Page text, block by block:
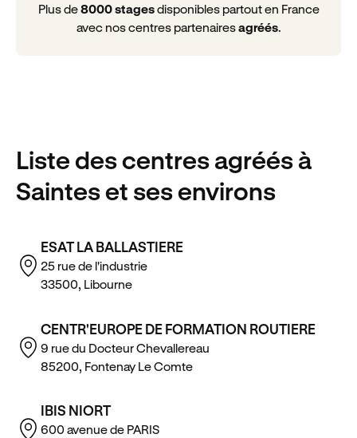
Plus de8000 stagesdisponibles partout en France
avec nos centres partenairesagréés.
Liste des centres agréésà
Sainteset ses environs
ESAT LA BALLASTIERE
25 rue de l'industrie
33500, Libourne
CENTR'EUROPE DE FORMATION ROUTIERE
9 rue du Docteur Chevallereau
85200, Fontenay Le Comte
IBIS NIORT
600 avenue de PARIS